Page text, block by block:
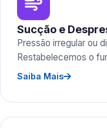
Sucção e
Pressão irregular ou
Restabelecemos o
Saiba Mais